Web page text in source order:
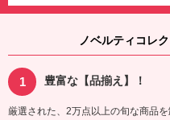
ノベルティコレ
豊富な【品揃え】！
厳選された、2万点以上の旬な商品を